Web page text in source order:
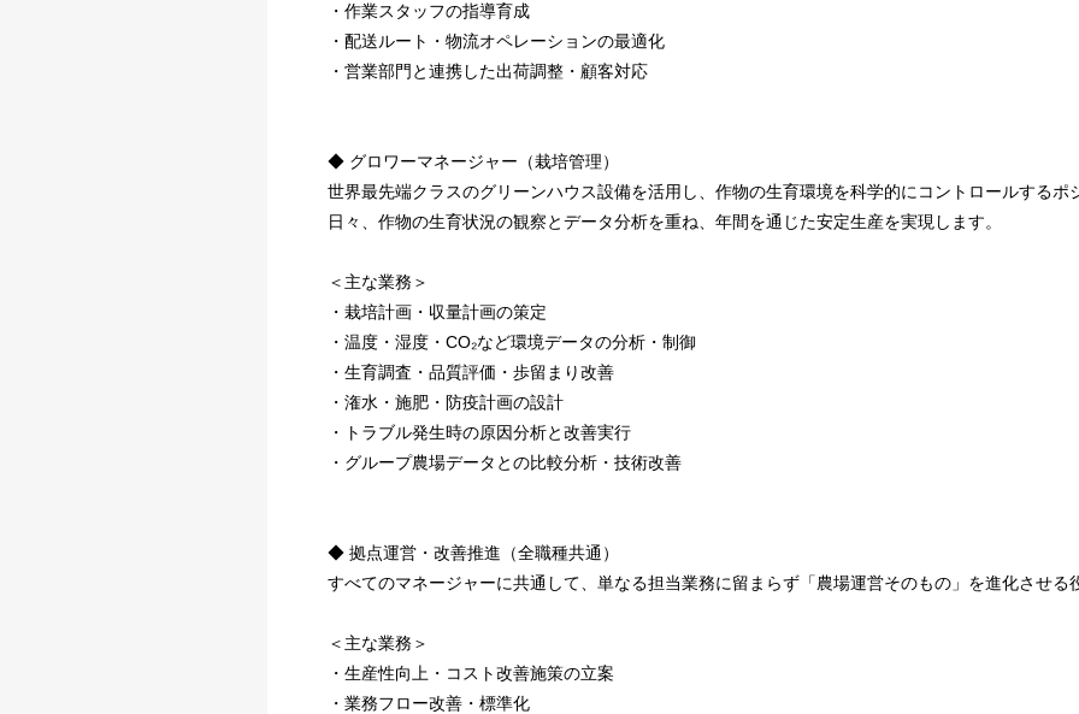
・作業スタッフの指導育成
・配送ルート・物流オペレーションの最適化
・営業部門と連携した出荷調整・顧客対応
◆ グロワーマネージャー（栽培管理）
世界最先端クラスのグリーンハウス設備を活用し、作物の生育環境を科学的にコントロールするポ
日々、作物の生育状況の観察とデータ分析を重ね、年間を通じた安定生産を実現します。
＜主な業務＞
・栽培計画・収量計画の策定
・温度・湿度・CO₂など環境データの分析・制御
・生育調査・品質評価・歩留まり改善
・潅水・施肥・防疫計画の設計
・トラブル発生時の原因分析と改善実行
・グループ農場データとの比較分析・技術改善
◆ 拠点運営・改善推進（全職種共通）
すべてのマネージャーに共通して、単なる担当業務に留まらず「農場運営そのもの」を進化させる
＜主な業務＞
・生産性向上・コスト改善施策の立案
・業務フロー改善・標準化